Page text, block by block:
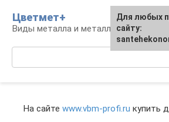
контенту
Цветмет+
Виды металла и металлообработка
На сайте www.vbm-profi.ru купить
Для любых
сайту: